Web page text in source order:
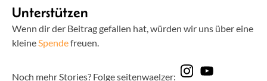
Unterstützen
Wenn dir der Beitrag gefallen hat, würden wir uns über eine
kleineSpendefreuen.
Noch mehr Stories? Folge seitenwaelzer: